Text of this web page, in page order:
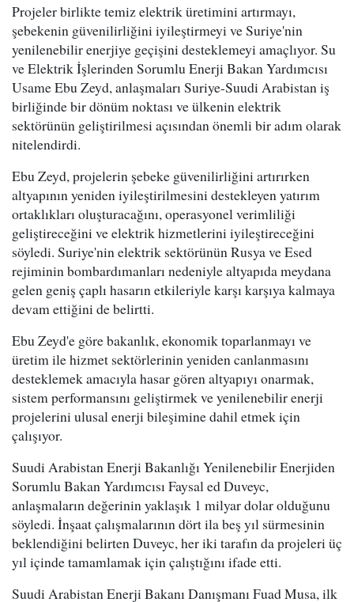
Projeler birlikte temiz elektrik üretimini artırmayı,
şebekenin güvenilirliğini iyileştirmeyi ve Suriye'nin
yenilenebilir enerjiye geçişini desteklemeyi amaçlıyor. Su
ve Elektrik İşlerinden Sorumlu Enerji Bakan Yardımcısı
Usame Ebu Zeyd, anlaşmaları Suriye-Suudi Arabistan iş
birliğinde bir dönüm noktası ve ülkenin elektrik
sektörünün geliştirilmesi açısından önemli bir adım olarak
nitelendirdi.
Ebu Zeyd, projelerin şebeke güvenilirliğini artırırken
altyapının yeniden iyileştirilmesini destekleyen yatırım
ortaklıkları oluşturacağını, operasyonel verimliliği
geliştireceğini ve elektrik hizmetlerini iyileştireceğini
söyledi. Suriye'nin elektrik sektörünün Rusya ve Esed
rejiminin bombardımanları nedeniyle altyapıda meydana
gelen geniş çaplı hasarın etkileriyle karşı karşıya kalmaya
devam ettiğini de belirtti.
Ebu Zeyd'e göre bakanlık, ekonomik toparlanmayı ve
üretim ile hizmet sektörlerinin yeniden canlanmasını
desteklemek amacıyla hasar gören altyapıyı onarmak,
sistem performansını geliştirmek ve yenilenebilir enerji
projelerini ulusal enerji bileşimine dahil etmek için
çalışıyor.
Suudi Arabistan Enerji Bakanlığı Yenilenebilir Enerjiden
Sorumlu Bakan Yardımcısı Faysal ed Duveyc,
anlaşmaların değerinin yaklaşık 1 milyar dolar olduğunu
söyledi. İnşaat çalışmalarının dört ila beş yıl sürmesinin
beklendiğini belirten Duveyc, her iki tarafın da projeleri üç
yıl içinde tamamlamak için çalıştığını ifade etti.
Suudi Arabistan Enerji Bakanı Danışmanı Fuad Musa, ilk